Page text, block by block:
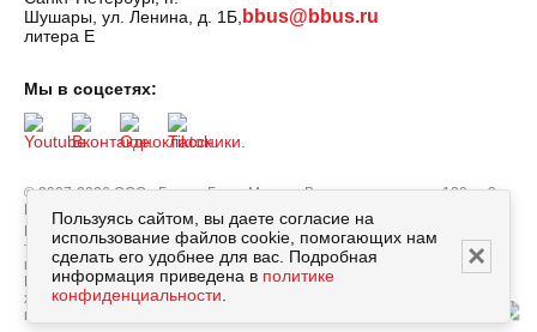
Шушары, ул. Ленина, д. 1Б,
литера Е
bbus@bbus.ru
© 2007-2026 ООО «БизнесБас». Москва, Варшавское шоссе, 129, к. 3.
Все права защищены.
Вся информация, опубликованная на сайте bbus.ru, в т.ч. цены
товаров, описания, характеристики и комплектации не являются
публичной офертой, определяемой положениями Статьи 437
Гражданского кодекса РФ, и носят исключительно справочный
характер. Договор оферты заключается только после подтверждения
исполнения заказа сотрудником нашей компании.
Мы в соцсетях:
Пользуясь сайтом, вы даете согласие на
использование файлов cookie, помогающих нам
сделать его удобнее для вас. Подробная
информация приведена в политике
конфиденциальности
×